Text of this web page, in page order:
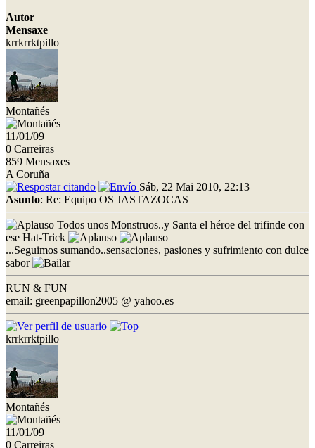
Autor
Mensaxe
krrkrrktpillo
Montañés
11/01/09
0 Carreiras
859 Mensaxes
A Coruña
Sáb, 22 Mai 2010, 22:13
Asunto: Re: Equipo OS JASTAZOCAS
Todos unos Monstruos..y Santa el héroe del trifinde con
ese Hat-Trick
...Seguimos sumando..sensaciones, pasiones y sufrimiento con dulce
sabor
RUN & FUN
email: greenpapillon2005 @ yahoo.es
krrkrrktpillo
Montañés
11/01/09
0 Carreiras